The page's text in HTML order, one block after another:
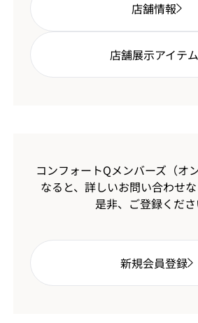
店舗情報
店舗展示アイテム
コンフォートQメンバーズ（オ
なると、 詳しいお問い合わせな
是非、ご登録くださ
新規会員登録